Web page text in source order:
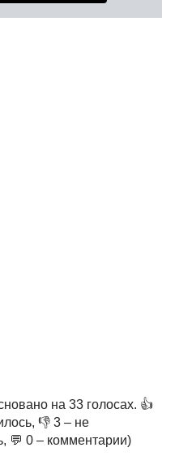
на 33 голосах. 👍
👎 3 – не
💬 0 – комментарии)